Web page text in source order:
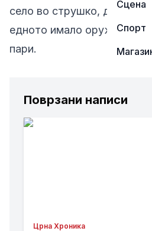
Сцена
Спорт
село во струшко, две
едното имало оружје, од
пари.
Поврзани написи
Црна Хроника